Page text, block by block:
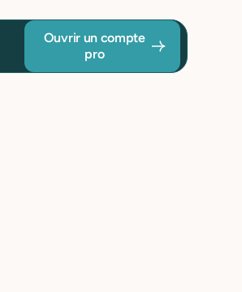
Ouvrir un compte
pro